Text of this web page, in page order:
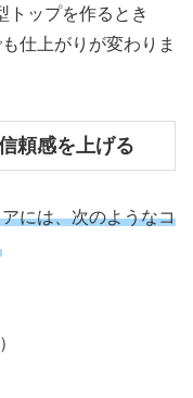
トップを作るとき
仕上がりが変わりま
頼感を上げる
には、次のようなコ